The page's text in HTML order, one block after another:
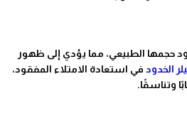
حجمها الطبيعي، مما يؤدي إلى ظهور
الخدود في استعادة الامتلاء المفقود،
وتناسقًا.